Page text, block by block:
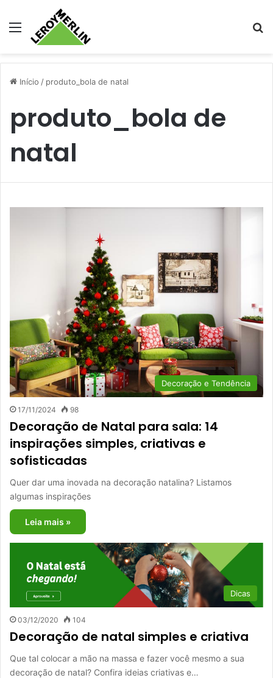
Menu
Início / produto_bola de natal
produto_bola de
natal
Decoração e Tendência
17/11/2024 98
Decoração de Natal para sala: 14
inspirações simples, criativas e
sofisticadas
Quer dar uma inovada na decoração natalina? Listamos
algumas inspirações
Leia mais »
Dicas
03/12/2020 104
Decoração de natal simples e criativa
Que tal colocar a mão na massa e fazer você mesmo a sua
decoração de natal? Confira ideias criativas e…